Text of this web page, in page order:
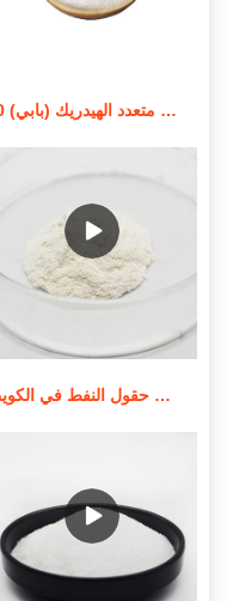
معالجة المياه استر كحول فوسفات متعدد الهيدريك (بابي) 50%
كيماويات معالجة المياه كيماويات حقول النفط في الكويت